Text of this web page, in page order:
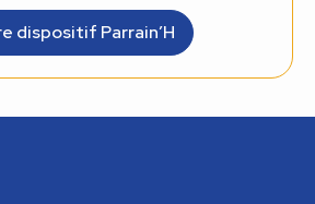
dispositif Parrain’H